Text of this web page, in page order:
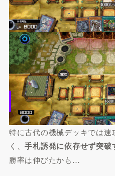
特に古代の機械デッキでは
く、手札誘発に依存せず突破
勝率は伸びたかも…